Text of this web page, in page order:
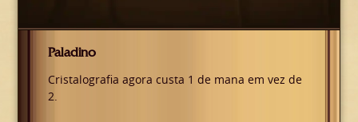
Paladino
Cristalografia agora custa 1 de mana em vez de
2.